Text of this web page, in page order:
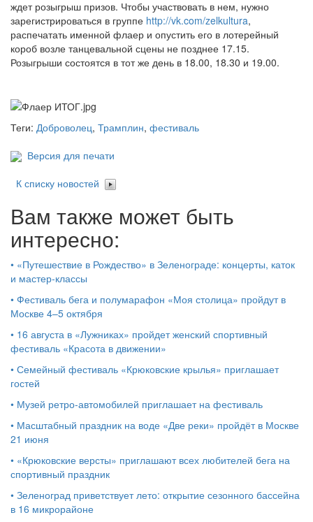
ждет розыгрыш призов. Чтобы участвовать в нем, нужно
зарегистрироваться в группе http://vk.com/zelkultura,
распечатать именной флаер и опустить его в лотерейный
короб возле танцевальной сцены не позднее 17.15.
Розыгрыши состоятся в тот же день в 18.00, 18.30 и 19.00.
Теги: Доброволец, Трамплин, фестиваль
Версия для печати
К списку новостей
Вам также может быть
интересно:
• «Путешествие в Рождество» в Зеленограде: концерты, каток
и мастер‑классы
• Фестиваль бега и полумарафон «Моя столица» пройдут в
Москве 4–5 октября
• 16 августа в «Лужниках» пройдет женский спортивный
фестиваль «Красота в движении»
• Семейный фестиваль «Крюковские крылья» приглашает
гостей
• Музей ретро-автомобилей приглашает на фестиваль
• Масштабный праздник на воде «Две реки» пройдёт в Москве
21 июня
• «Крюковские версты» приглашают всех любителей бега на
спортивный праздник
• Зеленоград приветствует лето: открытие сезонного бассейна
в 16 микрорайоне